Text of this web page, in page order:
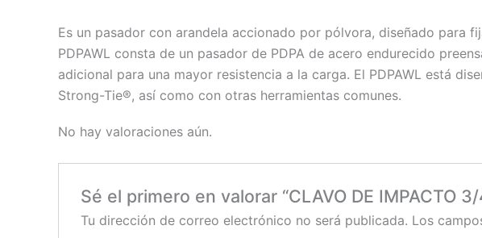
Es un pasador con arandela accionado por pólvora, diseñado para
PDPAWL consta de un pasador de PDPA de acero endurecido
adicional para una mayor resistencia a la carga. El PDPAWL está
Strong-Tie®, así como con otras herramientas comunes.
No hay valoraciones aún.
Sé el primero en valorar “CLAVO DE IMPACTO
Tu dirección de correo electrónico no será publicada. Los